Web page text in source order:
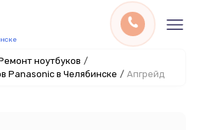
ноутбуков /
Panasonic в Челябинске / Апгрейд